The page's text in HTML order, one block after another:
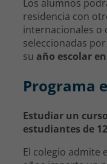
Los alumnos
residencia con
internacionales o
seleccionadas
su año escolar
Programa
Estudiar un
estudiantes de
El colegio admite